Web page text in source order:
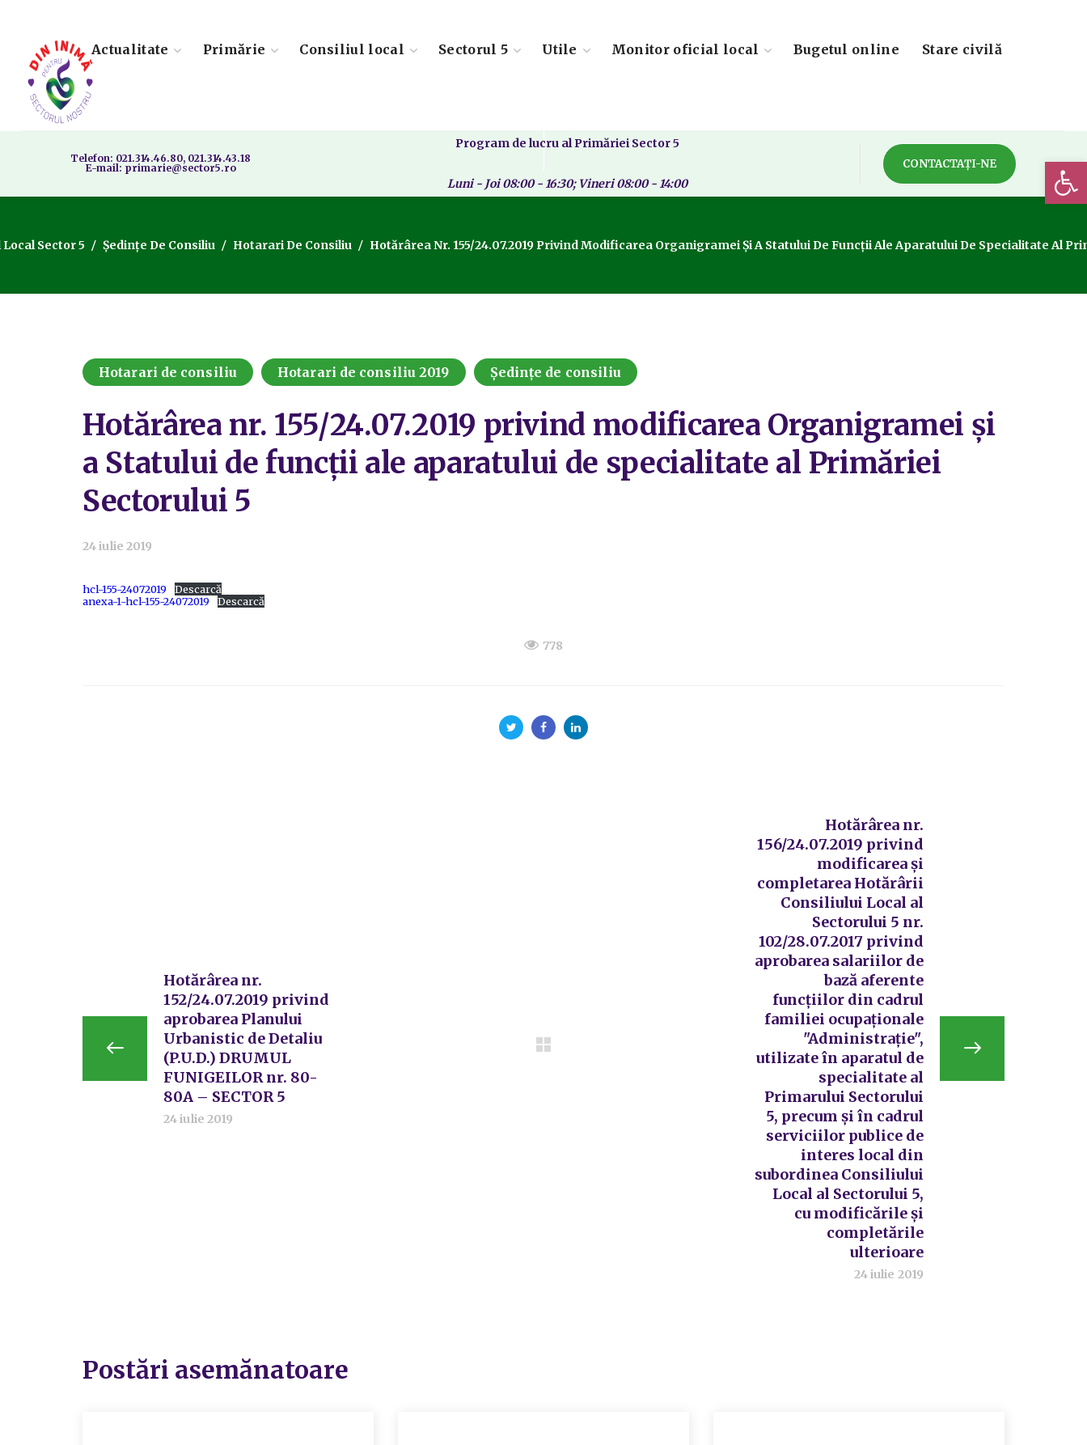
Actualitate Primărie Consiliul local Sectorul 5 Utile Monitor oficial local Bugetul online Stare civilă
Telefon: 021.314.46.80, 021.314.43.18
E-mail: primarie@sector5.ro
Program de lucru al Primăriei Sector 5
Luni - Joi 08:00 - 16:30; Vineri 08:00 - 14:00
CONTACTAȚI-NE
Sector 5 Ședințe De Consiliu Hotarari De Consiliu Hotărârea Nr. 155/24.07.2019 Privind Modificarea Organigramei Și A Statului De Funcții Ale Aparatului De Specialitate Al
Hotarari de consiliu Hotarari de consiliu 2019 Ședințe de consiliu
Hotărârea nr. 155/24.07.2019 privind modificarea Organigramei și
a Statului de funcții ale aparatului de specialitate al Primăriei
Sectorului 5
24 iulie 2019
hcl-155-24072019
Descarcă
anexa-1-hcl-155-24072019
Descarcă
778
Hotărârea nr.
152/24.07.2019 privind
aprobarea Planului
Urbanistic de Detaliu
(P.U.D.) DRUMUL
FUNIGEILOR nr. 80-
80A – SECTOR 5
24 iulie 2019
Hotărârea nr.
156/24.07.2019 privind
modificarea și
completarea Hotărârii
Consiliului Local al
Sectorului 5 nr.
102/28.07.2017 privind
aprobarea salariilor de
bază aferente
funcțiilor din cadrul
familiei ocupaționale
"Administrație",
utilizate în aparatul de
specialitate al
Primarului Sectorului
5, precum și în cadrul
serviciilor publice de
interes local din
subordinea Consiliului
Local al Sectorului 5,
cu modificările și
completările
ulterioare
24 iulie 2019
Postări asemănatoare